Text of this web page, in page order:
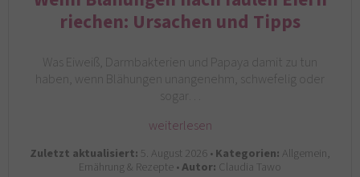
riechen: Ursachen und Tipps
Was Eiweiß, Darmbakterien und Papaya damit zu tun
haben, wenn Blähungen unangenehm, schwefelig oder
sogar…
weiterlesen
Zuletzt aktualisiert: 5. August 2026 •Kategorien: Allgemein,
Ernährung & Rezepte •Autor: Claudia Tawo